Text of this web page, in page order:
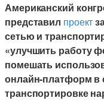
Американский
представил проект
сетью и
«улучшить работу
помешать
онлайн-платформ в
транспортировке